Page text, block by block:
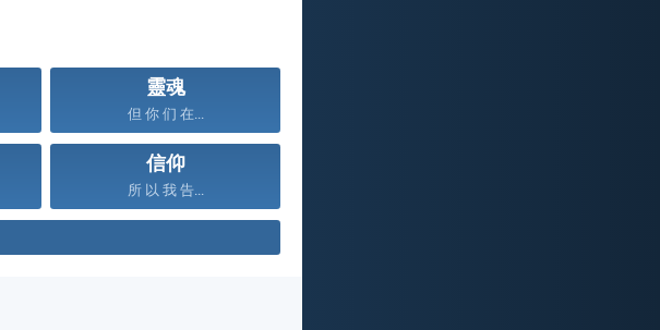
靈魂
但 你 们 在...
信仰
所 以 我 告...